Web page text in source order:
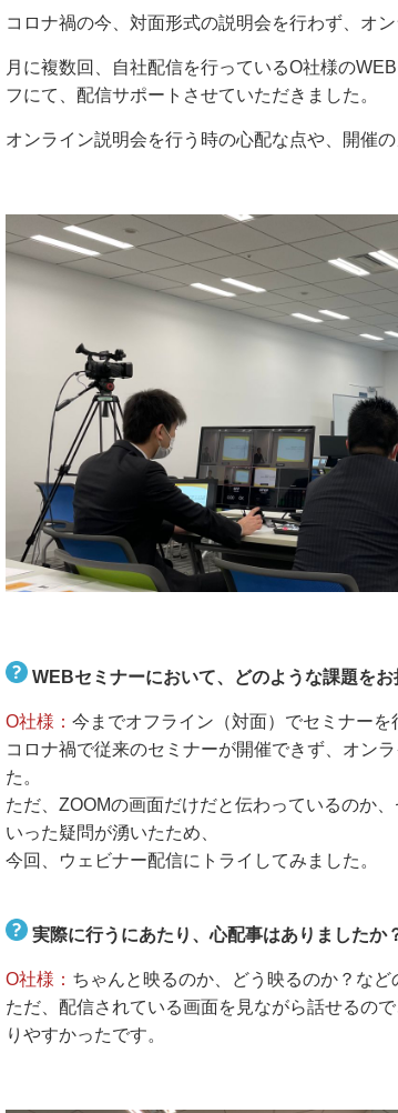
コロナ禍の今、対面形式の説明会を行わず、オ
月に複数回、自社配信を行っているO社様の
フにて、配信サポートさせていただきました。
オンライン説明会を行う時の心配な点や、開催
WEBセミナーにおいて、どのような課題をお
O社様： 今までオフライン（対面）でセミナーを
コロナ禍で従来のセミナーが開催できず、オン
た。
ただ、ZOOMの画面だけだと伝わっているのか
いった疑問が湧いたため、
今回、ウェビナー配信にトライしてみました。
実際に行うにあたり、心配事はありましたか
O社様： ちゃんと映るのか、どう映るのか？など
ただ、配信されている画面を見ながら話せるの
りやすかったです。